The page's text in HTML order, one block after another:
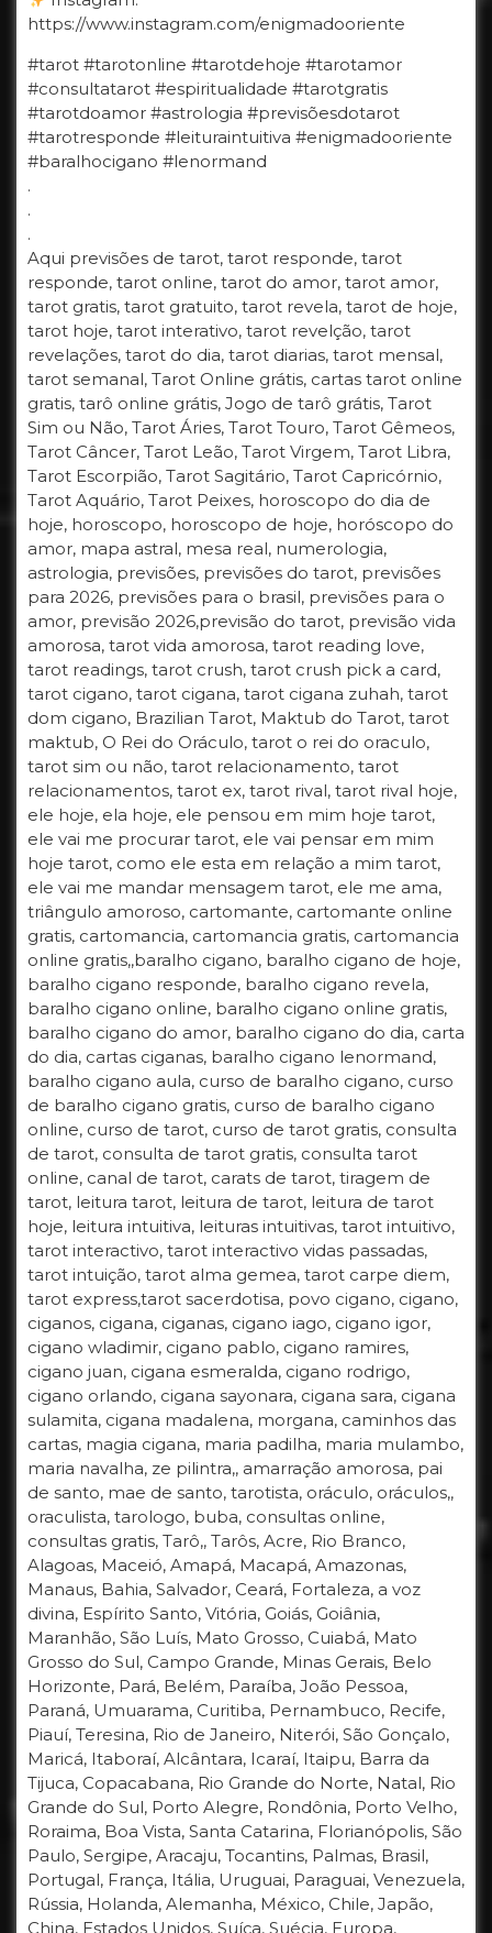
https://www.instagram.com/enigmadooriente
#tarot #tarotonline #tarotdehoje #tarotamor
#consultatarot #espiritualidade #tarotgratis
#tarotdoamor #astrologia #previsõesdotarot
#tarotresponde #leituraintuitiva #enigmadooriente
#baralhocigano #lenormand
.
.
.
Aqui previsões de tarot, tarot responde, tarot
responde, tarot online, tarot do amor, tarot amor,
tarot gratis, tarot gratuito, tarot revela, tarot de hoje,
tarot hoje, tarot interativo, tarot revelção, tarot
revelações, tarot do dia, tarot diarias, tarot mensal,
tarot semanal, Tarot Online grátis, cartas tarot online
gratis, tarô online grátis, Jogo de tarô grátis, Tarot
Sim ou Não, Tarot Áries, Tarot Touro, Tarot Gêmeos,
Tarot Câncer, Tarot Leão, Tarot Virgem, Tarot Libra,
Tarot Escorpião, Tarot Sagitário, Tarot Capricórnio,
Tarot Aquário, Tarot Peixes, horoscopo do dia de
hoje, horoscopo, horoscopo de hoje, horóscopo do
amor, mapa astral, mesa real, numerologia,
astrologia, previsões, previsões do tarot, previsões
para 2026, previsões para o brasil, previsões para o
amor, previsão 2026,previsão do tarot, previsão vida
amorosa, tarot vida amorosa, tarot reading love,
tarot readings, tarot crush, tarot crush pick a card,
tarot cigano, tarot cigana, tarot cigana zuhah, tarot
dom cigano, Brazilian Tarot, Maktub do Tarot, tarot
maktub, O Rei do Oráculo, tarot o rei do oraculo,
tarot sim ou não, tarot relacionamento, tarot
relacionamentos, tarot ex, tarot rival, tarot rival hoje,
ele hoje, ela hoje, ele pensou em mim hoje tarot,
ele vai me procurar tarot, ele vai pensar em mim
hoje tarot, como ele esta em relação a mim tarot,
ele vai me mandar mensagem tarot, ele me ama,
triângulo amoroso, cartomante, cartomante online
gratis, cartomancia, cartomancia gratis, cartomancia
online gratis,,baralho cigano, baralho cigano de hoje,
baralho cigano responde, baralho cigano revela,
baralho cigano online, baralho cigano online gratis,
baralho cigano do amor, baralho cigano do dia, carta
do dia, cartas ciganas, baralho cigano lenormand,
baralho cigano aula, curso de baralho cigano, curso
de baralho cigano gratis, curso de baralho cigano
online, curso de tarot, curso de tarot gratis, consulta
de tarot, consulta de tarot gratis, consulta tarot
online, canal de tarot, carats de tarot, tiragem de
tarot, leitura tarot, leitura de tarot, leitura de tarot
hoje, leitura intuitiva, leituras intuitivas, tarot intuitivo,
tarot interactivo, tarot interactivo vidas passadas,
tarot intuição, tarot alma gemea, tarot carpe diem,
tarot express,tarot sacerdotisa, povo cigano, cigano,
ciganos, cigana, ciganas, cigano iago, cigano igor,
cigano wladimir, cigano pablo, cigano ramires,
cigano juan, cigana esmeralda, cigano rodrigo,
cigano orlando, cigana sayonara, cigana sara, cigana
sulamita, cigana madalena, morgana, caminhos das
cartas, magia cigana, maria padilha, maria mulambo,
maria navalha, ze pilintra,, amarração amorosa, pai
de santo, mae de santo, tarotista, oráculo, oráculos,,
oraculista, tarologo, buba, consultas online,
consultas gratis, Tarô,, Tarôs, Acre, Rio Branco,
Alagoas, Maceió, Amapá, Macapá, Amazonas,
Manaus, Bahia, Salvador, Ceará, Fortaleza, a voz
divina, Espírito Santo, Vitória, Goiás, Goiânia,
Maranhão, São Luís, Mato Grosso, Cuiabá, Mato
Grosso do Sul, Campo Grande, Minas Gerais, Belo
Horizonte, Pará, Belém, Paraíba, João Pessoa,
Paraná, Umuarama, Curitiba, Pernambuco, Recife,
Piauí, Teresina, Rio de Janeiro, Niterói, São Gonçalo,
Maricá, Itaboraí, Alcântara, Icaraí, Itaipu, Barra da
Tijuca, Copacabana, Rio Grande do Norte, Natal, Rio
Grande do Sul, Porto Alegre, Rondônia, Porto Velho,
Roraima, Boa Vista, Santa Catarina, Florianópolis, São
Paulo, Sergipe, Aracaju, Tocantins, Palmas, Brasil,
Portugal, França, Itália, Uruguai, Paraguai, Venezuela,
Rússia, Holanda, Alemanha, México, Chile, Japão,
China, Estados Unidos, Suíça, Suécia, Europa,